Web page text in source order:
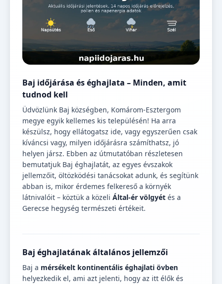
Baj időjárása és éghajlata – Minden, amit
tudnod kell
Üdvözlünk Baj községben, Komárom-Esztergom
megye egyik kellemes kis településén! Ha arra
készülsz, hogy ellátogatsz ide, vagy egyszerűen csak
kíváncsi vagy, milyen időjárásra számíthatsz, jó
helyen jársz. Ebben az útmutatóban részletesen
bemutatjuk Baj éghajlatát, az egyes évszakok
jellemzőit, öltözködési tanácsokat adunk, és segítünk
abban is, mikor érdemes felkereső a környék
látnivalóit – köztük a közeli Által-ér völgyét és a
Gerecse hegység természeti értékeit.
Baj éghajlatának általános jellemzői
Baj a mérsékelt kontinentális éghajlati övben
helyezkedik el, ami azt jelenti, hogy az itt élők és